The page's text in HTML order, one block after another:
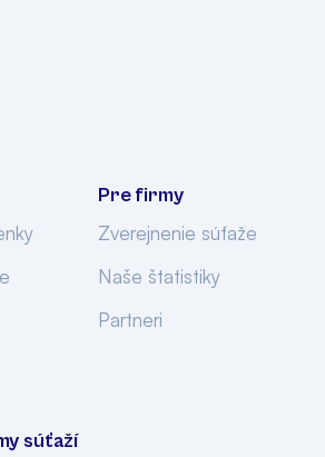
Pre firmy
Zverejnenie súťaže
Naše štatistiky
Partneri
súťaží